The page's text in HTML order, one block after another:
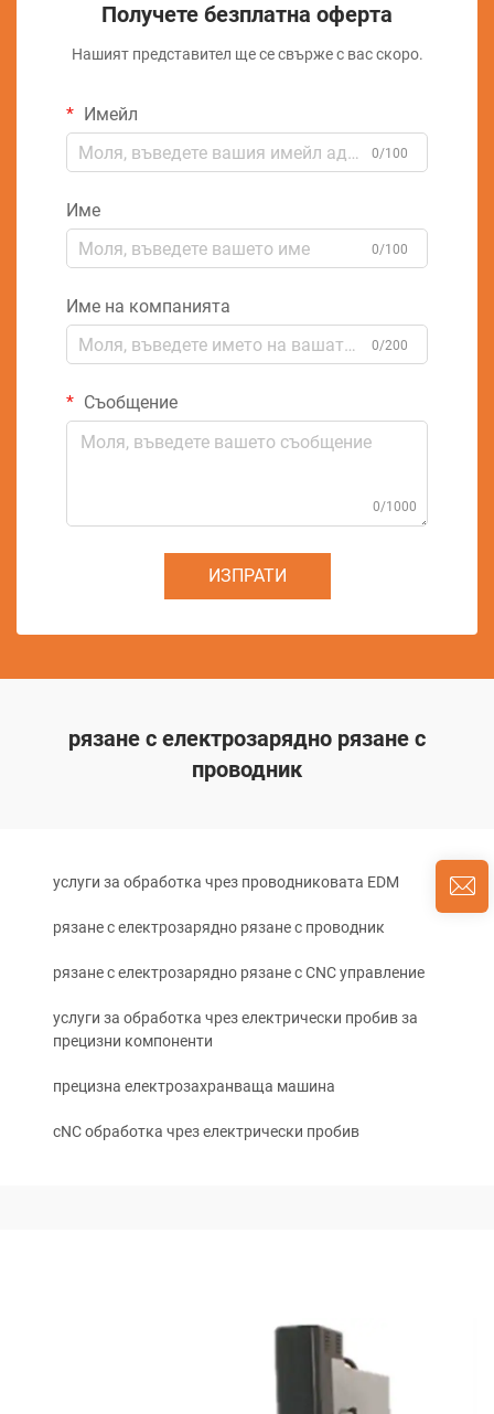
Получете безплатна оферта
Нашият представител ще се свърже с вас скоро.
Имейл
0/100
Име
0/100
Име на компанията
0/200
Съобщение
0/1000
ИЗПРАТИ
рязане с електрозарядно рязане с
проводник
услуги за обработка чрез проводниковата EDM
рязане с електрозарядно рязане с проводник
рязане с електрозарядно рязане с CNC управление
услуги за обработка чрез електрически пробив за
прецизни компоненти
прецизна електрозахранваща машина
cNC обработка чрез електрически пробив